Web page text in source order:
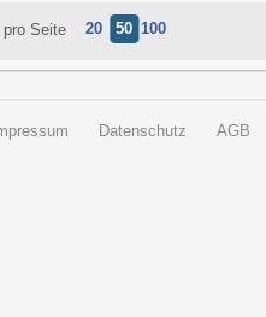
pro Seite 20 50 100
Datenschutz AGB